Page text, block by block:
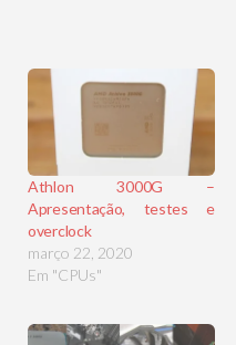
Athlon 3000G –
Apresentação, testes e
overclock
março 22, 2020
Em "CPUs"